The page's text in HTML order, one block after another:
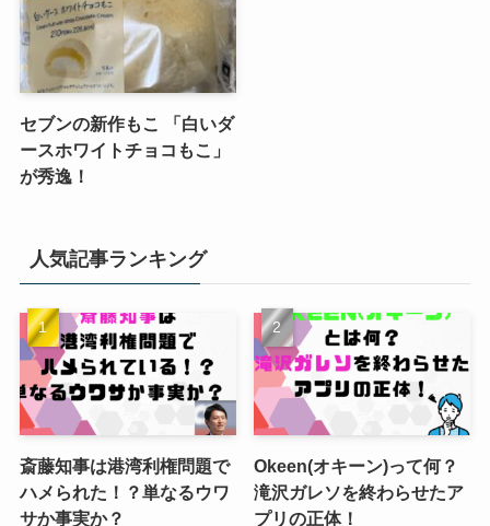
セブンの新作もこ 「白いダ
ースホワイトチョコもこ」
が秀逸！
人気記事ランキング
斎藤知事は港湾利権問題で
ハメられた！？単なるウワ
サか事実か？
Okeen(オキーン)って何？
滝沢ガレソを終わらせたア
プリの正体！